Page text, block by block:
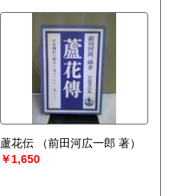
蘆花伝
（前田河広一郎 著）
￥1,650